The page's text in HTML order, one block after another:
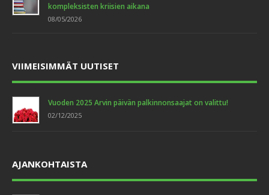
kompleksisten kriisien aikana
08/05/2026
VIIMEISIMMÄT UUTISET
Vuoden 2025 Arvin päivän palkinnonsaajat on valittu!
02/12/2025
AJANKOHTAISTA